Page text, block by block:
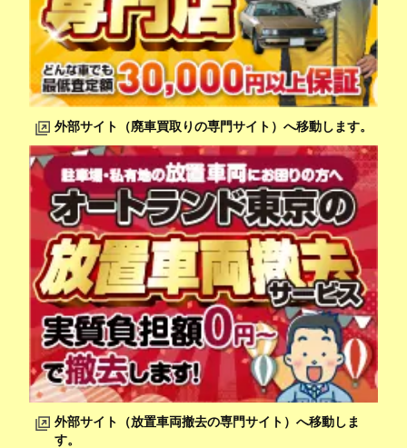
外部サイト（廃車買取りの専門サイト）へ移動します。
外部サイト（放置車両撤去の専門サイト）へ移動しま
す。